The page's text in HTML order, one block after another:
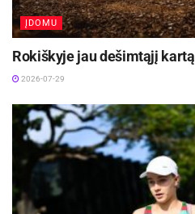
ĮDOMU
Rokiškyje jau dešimtąjį
2026-07-29